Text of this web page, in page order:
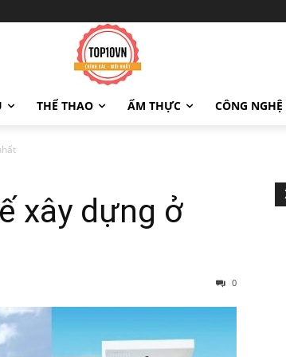
THỂ THAO ẨM THỰC CÔNG NGHỆ
xây dựng ở
0